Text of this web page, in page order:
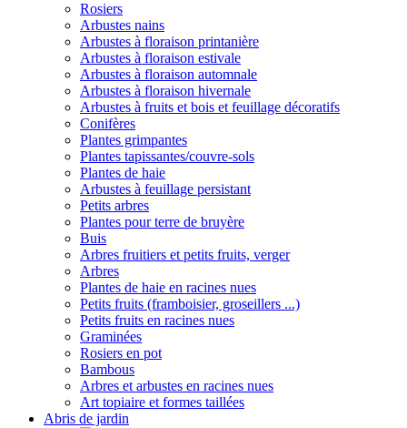
Rosiers
Arbustes nains
Arbustes à floraison printanière
Arbustes à floraison estivale
Arbustes à floraison automnale
Arbustes à floraison hivernale
Arbustes à fruits et bois et feuillage décoratifs
Conifères
Plantes grimpantes
Plantes tapissantes/couvre-sols
Plantes de haie
Arbustes à feuillage persistant
Petits arbres
Plantes pour terre de bruyère
Buis
Arbres fruitiers et petits fruits, verger
Arbres
Plantes de haie en racines nues
Petits fruits (framboisier, groseillers ...)
Petits fruits en racines nues
Graminées
Rosiers en pot
Bambous
Arbres et arbustes en racines nues
Art topiaire et formes taillées
Abris de jardin